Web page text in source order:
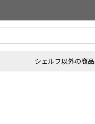
シェルフ以外の商品